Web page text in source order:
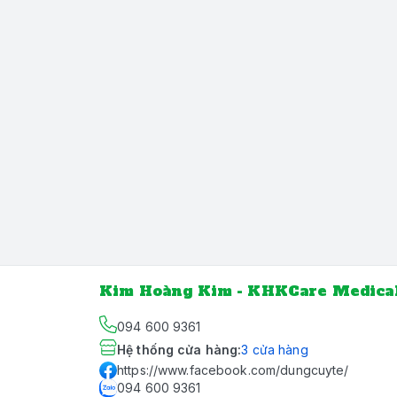
Kim Hoàng Kim - KHKCare
094 600 9361
Hệ thống cửa hàng:3 cửa hàng
https://www.facebook.com/dungcuyte/
094 600 9361